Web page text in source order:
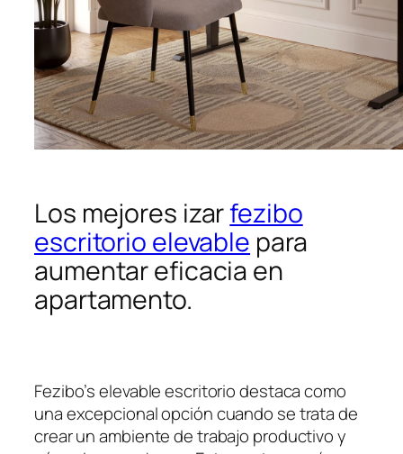
Los mejores izarfezibo
escritorio elevable para
aumentar eficacia en
apartamento.
Fezibo’s elevable escritorio destaca como
una excepcional opción cuando se trata de
crear un ambiente de trabajo productivo y